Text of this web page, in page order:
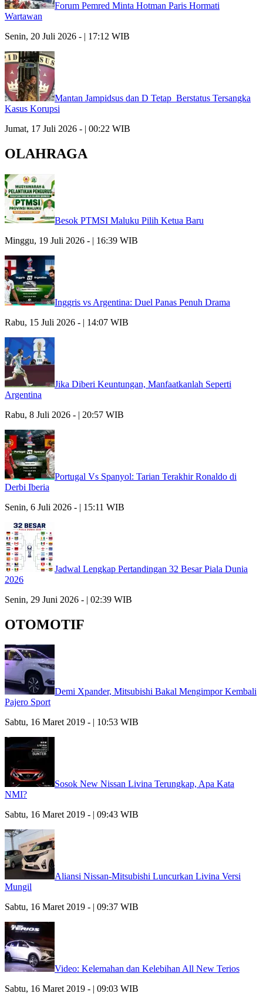
Forum Pemred Minta Hotman Paris Hormati
Wartawan
Senin, 20 Juli 2026 - | 17:12 WIB
Mantan Jampidsus dan D Tetap Berstatus Tersangka
Kasus Korupsi
Jumat, 17 Juli 2026 - | 00:22 WIB
OLAHRAGA
Besok PTMSI Maluku Pilih Ketua Baru
Minggu, 19 Juli 2026 - | 16:39 WIB
Inggris vs Argentina: Duel Panas Penuh Drama
Rabu, 15 Juli 2026 - | 14:07 WIB
Jika Diberi Keuntungan, Manfaatkanlah Seperti
Argentina
Rabu, 8 Juli 2026 - | 20:57 WIB
Portugal Vs Spanyol: Tarian Terakhir Ronaldo di
Derbi Iberia
Senin, 6 Juli 2026 - | 15:11 WIB
Jadwal Lengkap Pertandingan 32 Besar Piala Dunia
2026
Senin, 29 Juni 2026 - | 02:39 WIB
OTOMOTIF
Demi Xpander, Mitsubishi Bakal Mengimpor Kembali
Pajero Sport
Sabtu, 16 Maret 2019 - | 10:53 WIB
Sosok New Nissan Livina Terungkap, Apa Kata
NMI?
Sabtu, 16 Maret 2019 - | 09:43 WIB
Aliansi Nissan-Mitsubishi Luncurkan Livina Versi
Mungil
Sabtu, 16 Maret 2019 - | 09:37 WIB
Video: Kelemahan dan Kelebihan All New Terios
Sabtu, 16 Maret 2019 - | 09:03 WIB